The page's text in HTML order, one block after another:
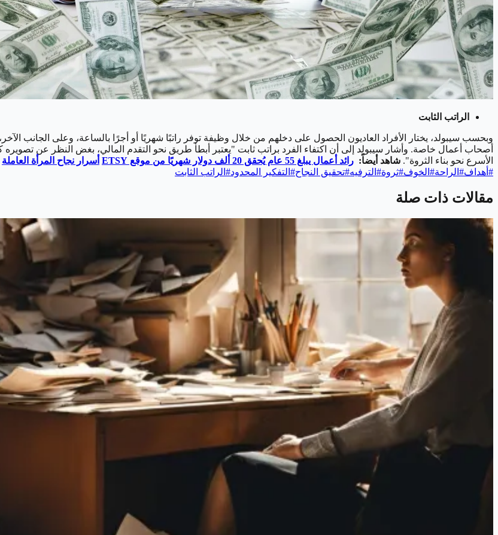
الراتب الثابت
وبحسب سيبولد، يختار الأفراد العاديون الحصول على دخلهم من خلال وظيفة توفر راتبًا شهريًا أو أجرًا بالساعة، وعلى الجانب
أصحاب أعمال خاصة. وأشار سيبولد إلى أن اكتفاء الفرد براتب ثابت "يعتبر أبطأ طريق نحو التقدم المالي، بغض النظر عن
الأسرع نحو بناء الثروة". شاهد أيضاً: رائد أعمال يبلغ 55 عام يُحقق 20 ألف دولار شهريًا من موقع ETSY أسرار نجاح المرأة العاملة
# أهداف# الراحة# الخوف#ثروة# الترفيه#تحقيق النجاح# التفكير المحدود# الراتب الثابت
مقالات ذات صلة